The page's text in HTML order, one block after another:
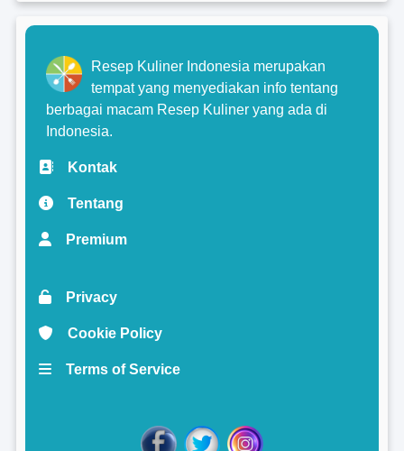
Resep Kuliner Indonesia merupakan
tempat yang menyediakan info tentang
berbagai macam Resep Kuliner yang ada di
Indonesia.
Kontak
Tentang
Premium
Privacy
Cookie Policy
Terms of Service